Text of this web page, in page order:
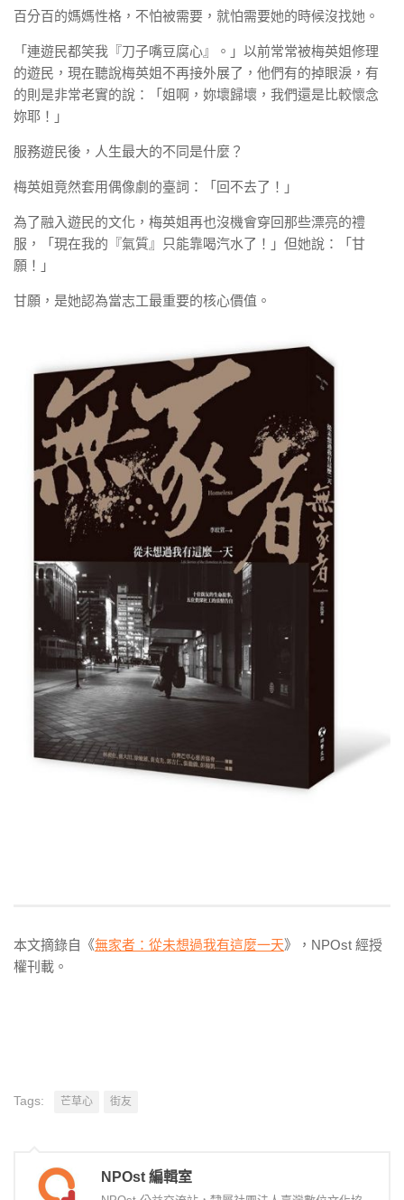
百分百的媽媽性格，不怕被需要，就怕需要她的時候沒找她。
「連遊民都笑我『刀子嘴豆腐心』。」以前常常被梅英姐修理
的遊民，現在聽說梅英姐不再接外展了，他們有的掉眼淚，有
的則是非常老實的說：「姐啊，妳壞歸壞，我們還是比較懷念
妳耶！」
服務遊民後，人生最大的不同是什麼？
梅英姐竟然套用偶像劇的臺詞：「回不去了！」
為了融入遊民的文化，梅英姐再也沒機會穿回那些漂亮的禮
服，「現在我的『氣質』只能靠喝汽水了！」但她說：「甘
願！」
甘願，是她認為當志工最重要的核心價值。
本文摘錄自《無家者：從未想過我有這麼一天》，NPOst 經授
權刊載。
Tags: 芒草心 街友
NPOst 編輯室